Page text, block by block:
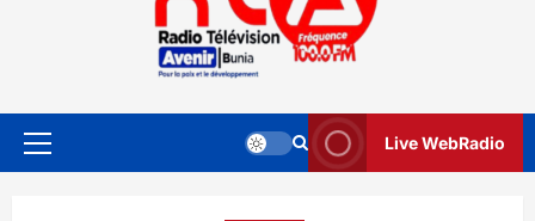
Menu
Live WebRadio